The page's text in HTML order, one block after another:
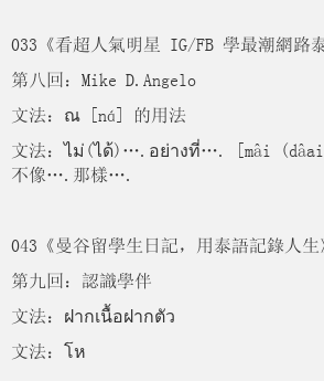
033《看超人氣明星 IG/FB 學最潮網路泰
第八回：Mike D.Angelo
文法：ณ [ná] 的用法
文法：ไม่(ได้)….อย่างที่…. [mâi
不像….那樣….
043《曼谷留學生日記，用泰語記錄人生
第九回：認識學伴
文法：ฝากเนื้อฝากตัว
文法：โห